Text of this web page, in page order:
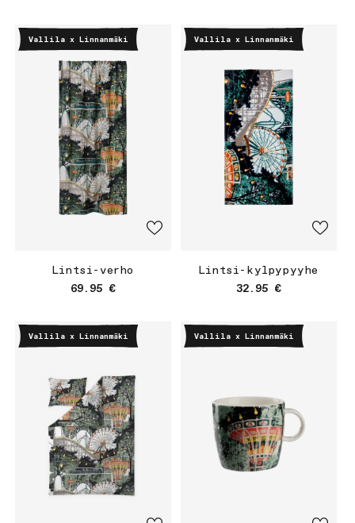
Lintsi-verho
Normaalihinta
69.95 €
Vallila x Linnanmäki
Lintsi-kylpypyyhe
Normaalihinta
32.95 €
Vallila x Linnanmäki
Vallila x Linnanmäki Vallila x Linnanmäki